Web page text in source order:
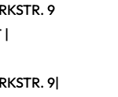
9
|
9|